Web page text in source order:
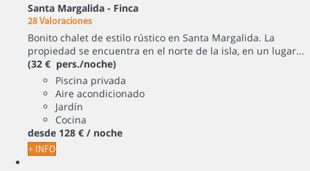
Santa Margalida - Finca
28 Valoraciones
Bonito chalet de estilo rústico en Santa Margalida. La
propiedad se encuentra en el norte de la isla, en un lugar...
(32 € pers./noche)
Piscina privada
Aire acondicionado
Jardín
Cocina
desde 128 € / noche
+ INFO